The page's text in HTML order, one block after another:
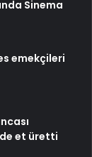
Sinema
emekçileri
et üretti